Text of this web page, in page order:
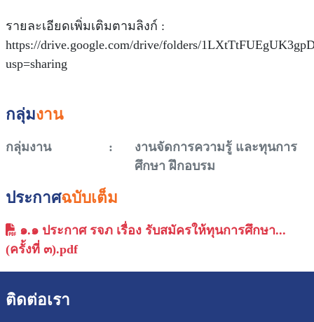
รายละเอียดเพิ่มเติมตามลิงก์ :
https://drive.google.com/drive/folders/
usp=sharing
กลุ่มงาน
กลุ่มงาน :
งานจัดการความรู้ และทุนการ
ศึกษา ฝึกอบรม
ประกาศฉบับเต็ม
๑.๑ ประกาศ รจภ เรื่อง รับสมัครให้ทุนการศึกษา...
(ครั้งที่ ๓).pdf
ติดต่อเรา